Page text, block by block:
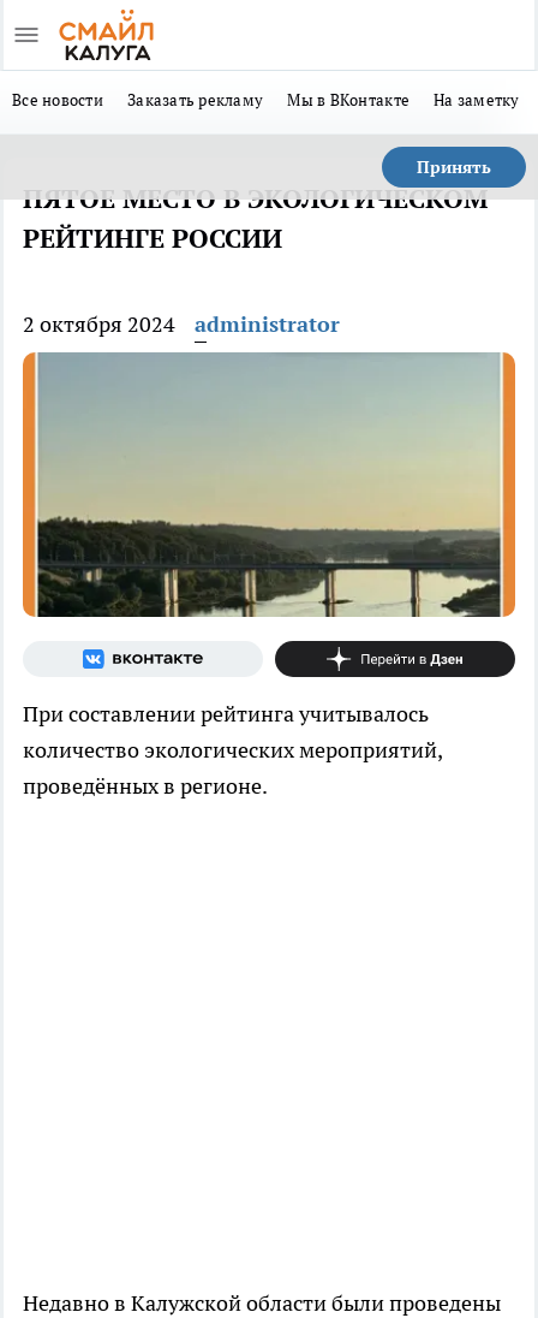
Все новости Заказать рекламу Мы в ВКонтакте На заметку
Принять
ПЯТОЕ МЕСТО В ЭКОЛОГИЧЕСКОМ
РЕЙТИНГЕ РОССИИ
2 октября 2024 administrator
При составлении рейтинга учитывалось
количество экологических мероприятий,
проведённых в регионе.
Недавно в Калужской области были проведены